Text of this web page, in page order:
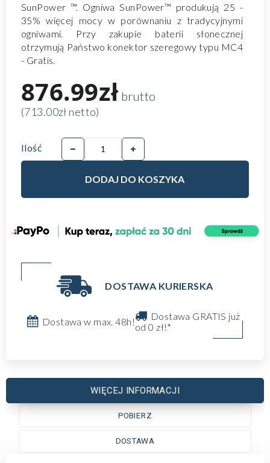
SunPower ™. Ogniwa SunPower™ produkują 25 -
35% więcej mocy w porównaniu z tradycyjnymi
ogniwami. Przy zakupie baterii słonecznej
otrzymują Państwo konektor szeregowy typu MC4
- Gratis.
876.99złbrutto
(713.00zł netto)
Ilość
DODAJ DO KOSZYKA
DOSTAWA KURIERSKA
Dostawa w max. 48h!
Dostawa GRATIS już
od 0 zł!*
WIĘCEJ INFORMACJI
POBIERZ
DOSTAWA